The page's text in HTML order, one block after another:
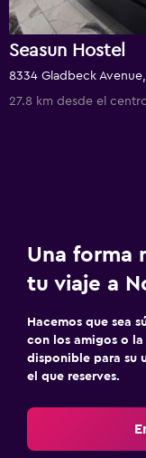
Seasun Hostel
27.8 km desde el
Una forma
tu viaje a
Hacemos que sea
con los amigos o la
disponible para su
el que reserves.